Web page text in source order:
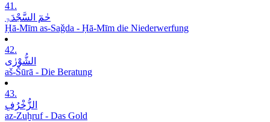
41.
حٰمٓ السَّجْدَۃِ
Ḥā-Mīm as-Saǧda - Ḥā-Mīm die Niederwerfung
42.
الشُّوْرٰی
aš-Šūrā - Die Beratung
43.
الزُّخْرُفِ
az-Zuḫruf - Das Gold